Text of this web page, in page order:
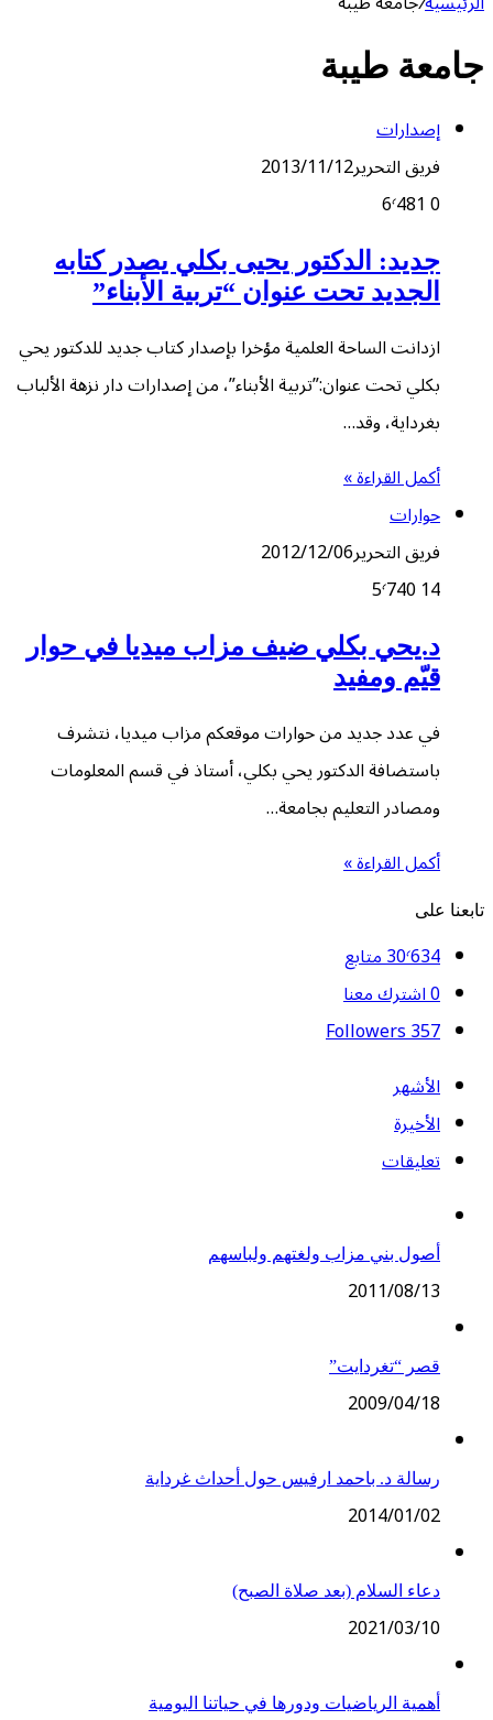
جامعة طيبة
إصدارات
فريق التحرير2013/11/12
0
جديد: الدكتور يحيى بكلي يصدر كتابه
الجديد تحت عنوان “تربية الأبناء”
ازدانت الساحة العلمية مؤخرا بإصدار كتاب جديد للدكتور يحي
بكلي تحت عنوان:”تربية الأبناء”، من إصدارات دار نزهة الألباب
بغرداية، وقد…
أكمل القراءة »
حوارات
فريق التحرير2012/12/06
14
د.يحي بكلي ضيف مزاب ميديا في حوار
قيّم ومفيد
في عدد جديد من حوارات موقعكم مزاب ميديا، نتشرف
باستضافة الدكتور يحي بكلي، أستاذ في قسم المعلومات
ومصادر التعليم بجامعة…
أكمل القراءة »
تابعنا على
30٬634متابع
0اشترك معنا
357
Followers
الأشهر
الأخيرة
تعليقات
أصول بني مزاب ولغتهم ولباسهم
2011/08/13
قصر “تغردايت”
2009/04/18
رسالة د. باحمد ارفيس حول أحداث غرداية
2014/01/02
دعاء السلام (بعد صلاة الصبح)
2021/03/10
أهمية الرياضيات ودورها في حياتنا اليومية